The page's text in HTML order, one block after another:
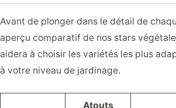
Avant de plonger dans le détail de
aperçu comparatif de nos stars
aidera à choisir les variétés les plus
à votre niveau de jardinage.
Atouts